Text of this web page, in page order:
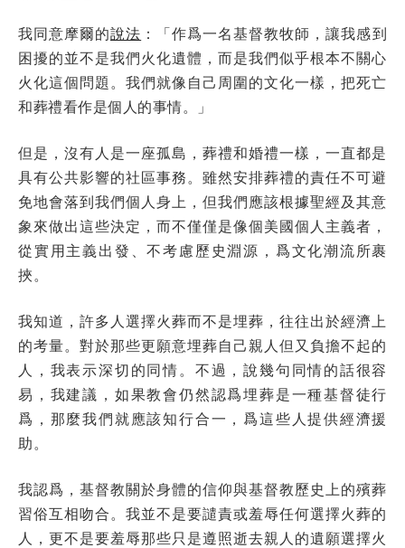
我同意摩爾的說法 ：「作爲一名基督教牧師，讓我感到
困擾的並不是我們火化遺體，而是我們似乎根本不關心
火化這個問題。我們就像自己周圍的文化一樣，把死亡
和葬禮看作是個人的事情。」
但是，沒有人是一座孤島，葬禮和婚禮一樣，一直都是
具有公共影響的社區事務。雖然安排葬禮的責任不可避
免地會落到我們個人身上，但我們應該根據聖經及其意
象來做出這些決定，而不僅僅是像個美國個人主義者，
從實用主義出發、不考慮歷史淵源，爲文化潮流所裹
挾。
我知道，許多人選擇火葬而不是埋葬，往往出於經濟上
的考量。對於那些更願意埋葬自己親人但又負擔不起的
人，我表示深切的同情。不過，說幾句同情的話很容
易，我建議，如果教會仍然認爲埋葬是一種基督徒行
爲，那麼我們就應該知行合一，爲這些人提供經濟援
助。
我認爲，基督教關於身體的信仰與基督教歷史上的殯葬
習俗互相吻合。我並不是要譴責或羞辱任何選擇火葬的
人，更不是要羞辱那些只是遵照逝去親人的遺願選擇火